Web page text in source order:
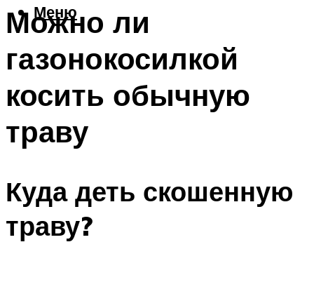
Меню
Можно ли
газонокосилкой
косить обычную
траву
Куда деть скошенную
траву?